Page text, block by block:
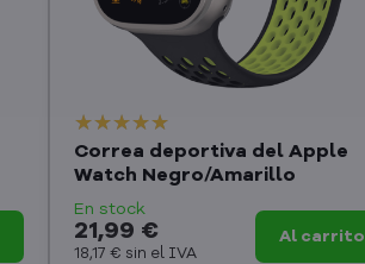
Correa deportiva del Apple
Watch Negro/Amarillo
En stock
21,99 €
18,17 € sin el IVA
Al carrito